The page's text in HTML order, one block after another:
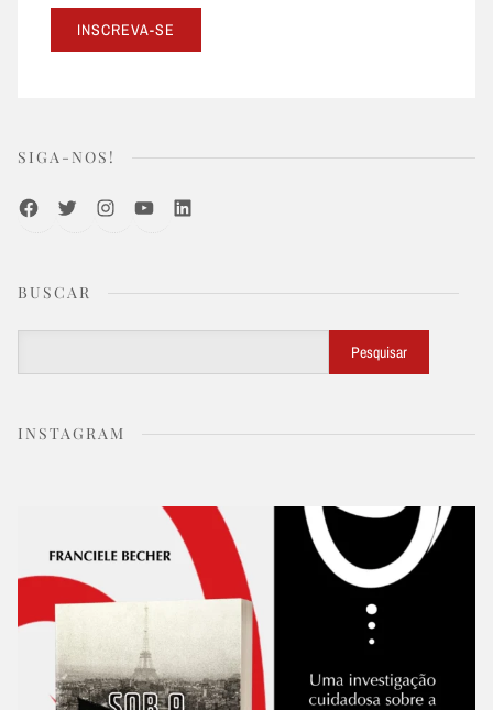
SIGA-NOS!
FacebookTwitterInstagramYoutubeLinkedIn
BUSCAR
Pesquisar
INSTAGRAM